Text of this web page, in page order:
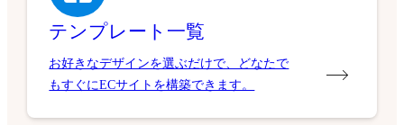
テンプレート一覧
お好きなデザインを選ぶだけで、どなたで
もすぐにECサイトを構築できます。